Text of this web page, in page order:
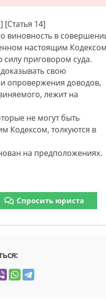
14]
виновность в
настоящим Кодексом
приговором суда.
свою
опровержения доводов,
лежит на
не могут быть
Кодексом, толкуются в
на предположениях.
Спросить юриста